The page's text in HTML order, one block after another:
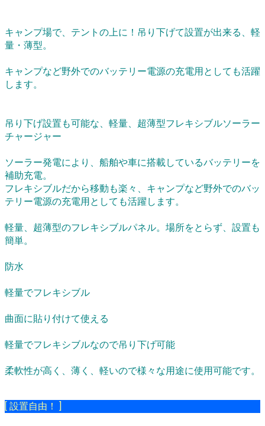
キャンプ場で、テントの上に！吊り下げて設置が出来る、軽
量・薄型。
キャンプなど野外でのバッテリー電源の充電用としても活躍
します。
吊り下げ設置も可能な、軽量、超薄型フレキシブルソーラー
チャージャー
ソーラー発電により、船舶や車に搭載しているバッテリーを
補助充電。
フレキシブルだから移動も楽々、キャンプなど野外でのバッ
テリー電源の充電用としても活躍します。
軽量、超薄型のフレキシブルパネル。場所をとらず、設置も
簡単。
防水
軽量でフレキシブル
曲面に貼り付けて使える
軽量でフレキシブルなので吊り下げ可能
柔軟性が高く、薄く、軽いので様々な用途に使用可能です。
[ 設置自由！ ]